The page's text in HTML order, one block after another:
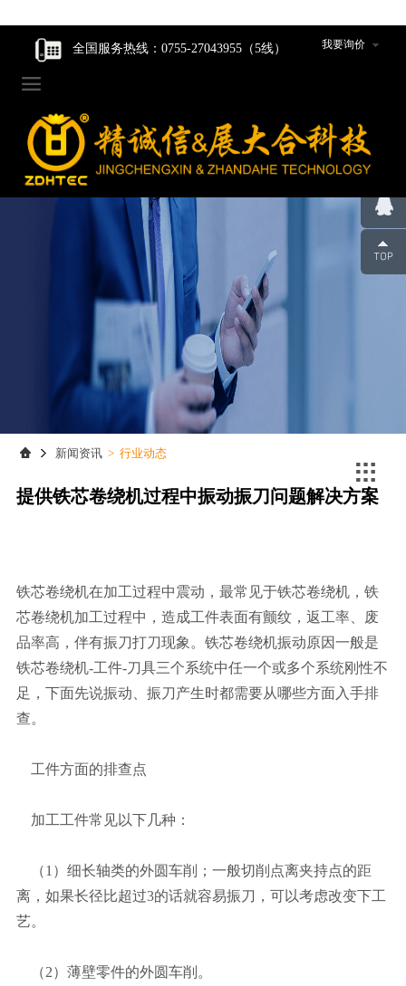
我要询价
全国服务热线：0755-27043955（5线）

走进我们
企业家风
公司简介
组织架构
团队风采
联系我们
走进我们
企业家风
公司简介
组织架构
团队风采
联系我们
智能核心产品
动力产品卷绕组件
数码产品卷绕组件
圆柱产品卷绕组件
裁切组件/裁切刀
冲切组件/冲切刀
圆柱封口组装线模具
辊类型/包胶类型产品
超声波焊机及模具
智能核心产品
动力产品卷绕组件
数码产品卷绕组件
圆柱产品卷绕组件
裁切组件/裁切刀
冲切组件/冲切刀
圆柱封口组装线模具
辊类型/包胶类型产品
超声波焊机及模具
制造中心
工程设计研发
生产设备
组件装配车间
新闻资讯
公司新闻
行业动态
新闻资讯 > 行业动态

提供铁芯卷绕机过程中振动振刀问题解决方案
铁芯卷绕机在加工过程中震动，最常见于铁芯卷绕机，铁
芯卷绕机加工过程中，造成工件表面有颤纹，返工率、废
品率高，伴有振刀打刀现象。铁芯卷绕机振动原因一般是
铁芯卷绕机-工件-刀具三个系统中任一个或多个系统刚性不
足，下面先说振动、振刀产生时都需要从哪些方面入手排
查。
工件方面的排查点
加工工件常见以下几种：
（1）细长轴类的外圆车削；一般切削点离夹持点的距
离，如果长径比超过3的话就容易振刀，可以考虑改变下工
艺。
（2）薄壁零件的外圆车削。